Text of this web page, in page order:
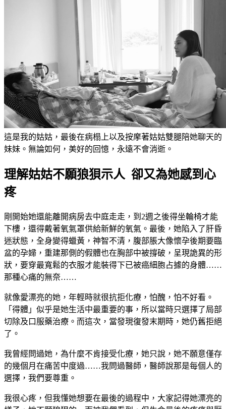
這是我的姑姑，最後在病榻上以及按摩著姑姑雙腿陪她聊天的
妹妹。無論如何，美好的回憶，永遠不會消逝。
理解姑姑不願狼狽示人 卻又為她感到心
疼
剛開始她還能離開病房去中庭走走，到2週之後得坐輪椅才能
下樓，還得戴著氧氣罩供給新鮮的氧氣。最後，她陷入了肝昏
迷狀態，全身變得蠟黃，神智不清，腹部脹大像懷孕後期要臨
盆的孕婦，重建那側的假體也在胸部中被撐破，呈現詭異的形
狀，要穿最寬鬆的衣服才能裝得下已被癌細胞占據的身體……
那種心痛的無奈……
就像愛漂亮的她，年輕時就很抗拒化療，怕醜，怕不好看。
「得體」似乎是她生活中最重要的事，所以當時只選擇了局部
切除及口服藥治療。而這次，當發現復發末期時，她仍舊拒絕
了。
我曾經問過她，為什麼不肯接受化療，她只說，她不願意僅存
的幾個月在痛苦中度過……我問過醫師，醫師說那是每個人的
選擇，我們要尊重。
我很心疼，但我懂她想要在最後的過程中，大家記得她漂亮的